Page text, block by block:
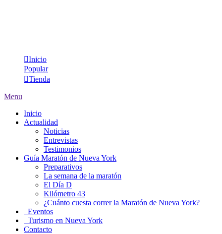
Inicio
Popular
Tienda
Menu
Inicio
Actualidad
Noticias
Entrevistas
Testimonios
Guía Maratón de Nueva York
Preparativos
La semana de la maratón
El Día D
Kilómetro 43
¿Cuánto cuesta correr la Maratón de Nueva York?
Eventos
Turismo en Nueva York
Contacto